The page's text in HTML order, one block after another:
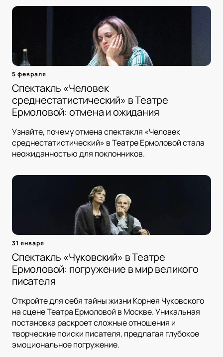
5 февраля
Спектакль «Человек
среднестатистический» в Театре
Ермоловой: отмена и ожидания
Узнайте, почему отмена спектакля «Человек
среднестатистический» в Театре Ермоловой стала
неожиданностью для поклонников.
31 января
Спектакль «Чуковский» в Театре
Ермоловой: погружение в мир великого
писателя
Откройте для себя тайны жизни Корнея Чуковского
на сцене Театра Ермоловой в Москве. Уникальная
постановка раскроет сложные отношения и
творческие поиски писателя, предлагая глубокое
эмоциональное погружение.